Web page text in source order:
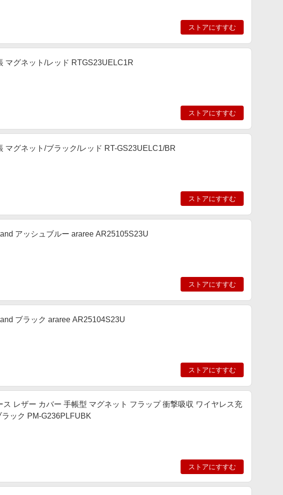
ストアにすすむ
マグネット/レッド RTGS23UELC1R
ストアにすすむ
マグネット/ブラック/レッド RT-GS23UELC1/BR
ストアにすすむ
アッシュブルー araree AR25105S23U
ストアにすすむ
ブラック araree AR25104S23U
ストアにすすむ
レザー カバー 手帳型 マグネット フラップ 衝撃吸収 ワイヤレス充
ック PM-G236PLFUBK
ストアにすすむ